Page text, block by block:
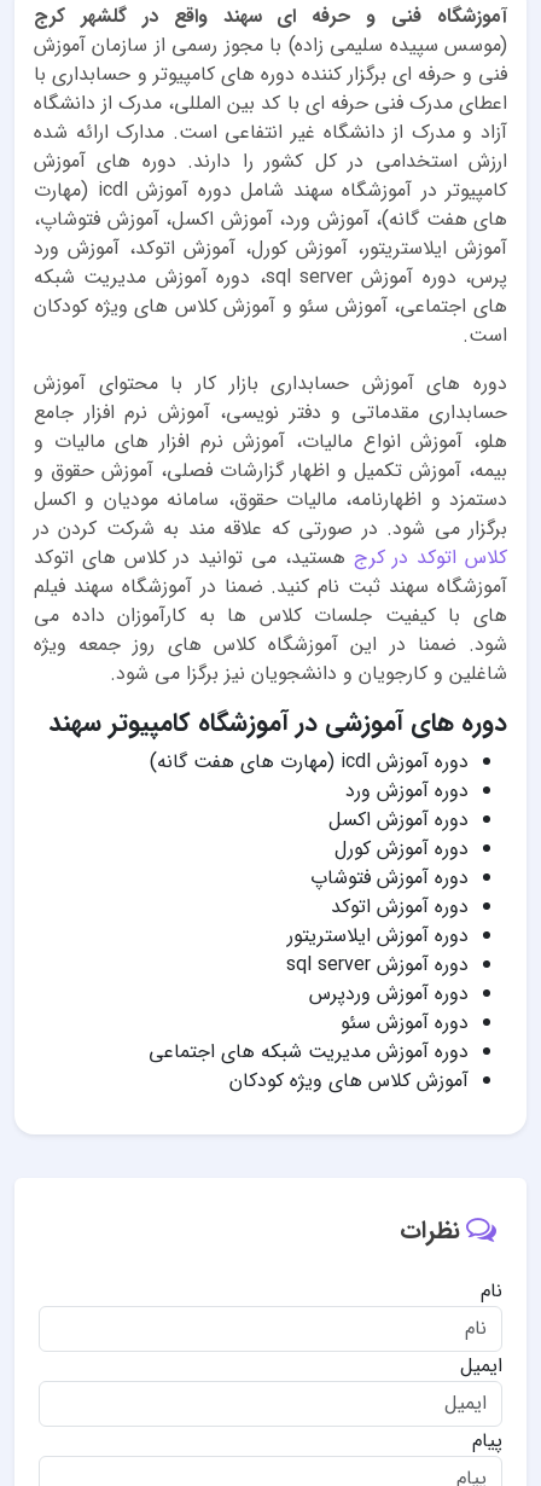
آموزشگاه فنی و حرفه ای سهند واقع در گلشهر کرج
(موسس سپیده سلیمی زاده) با مجوز رسمی از سازمان آموزش
فنی و حرفه ای برگزار کننده دوره های کامپیوتر و حسابداری با
اعطای مدرک فنی حرفه ای با کد بین المللی، مدرک از دانشگاه
آزاد و مدرک از دانشگاه غیر انتفاعی است. مدارک ارائه شده
ارزش استخدامی در کل کشور را دارند. دوره های آموزش
کامپیوتر در آموزشگاه سهند شامل دوره آموزش icdl (مهارت
های هفت گانه)، آموزش ورد، آموزش اکسل، آموزش فتوشاپ،
آموزش ایلاستریتور، آموزش کورل، آموزش اتوکد، آموزش ورد
پرس، دوره آموزش sql server، دوره آموزش مدیریت شبکه
های اجتماعی، آموزش سئو و آموزش کلاس های ویژه کودکان
است.
دوره های آموزش حسابداری بازار کار با محتوای آموزش
حسابداری مقدماتی و دفتر نویسی، آموزش نرم افزار جامع
هلو، آموزش انواع مالیات، آموزش نرم افزار های مالیات و
بیمه، آموزش تکمیل و اظهار گزارشات فصلی، آموزش حقوق و
دستمزد و اظهارنامه، مالیات حقوق، سامانه مودیان و اکسل
برگزار می شود. در صورتی که علاقه مند به شرکت کردن در
کلاس اتوکد در کرج هستید، می توانید در کلاس های اتوکد
آموزشگاه سهند ثبت نام کنید. ضمنا در آموزشگاه سهند فیلم
های با کیفیت جلسات کلاس ها به کارآموزان داده می
شود. ضمنا در این آموزشگاه کلاس های روز جمعه ویژه
شاغلین و کارجویان و دانشجویان نیز برگزا می شود.
دوره های آموزشی در آموزشگاه کامپیوتر سهند
دوره آموزش icdl (مهارت های هفت گانه)
دوره آموزش ورد
دوره آموزش اکسل
دوره آموزش کورل
دوره آموزش فتوشاپ
دوره آموزش اتوکد
دوره آموزش ایلاستریتور
دوره آموزش sql server
دوره آموزش وردپرس
دوره آموزش سئو
دوره آموزش مدیریت شبکه های اجتماعی
آموزش کلاس های ویژه کودکان
نظرات
نام
ایمیل
پیام